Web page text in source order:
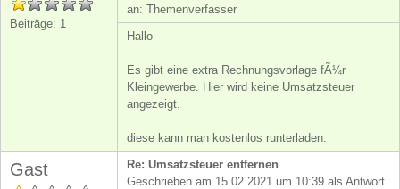
Beiträge: 1
an: Themenverfasser
Hallo
Es gibt eine extra Rechnungsvorlage fÃ¼r
Kleingewerbe. Hier wird keine Umsatzsteuer
angezeigt.
diese kann man kostenlos runterladen.
Gast
Re: Umsatzsteuer entfernen
Geschrieben am 15.02.2021 um 10:39 als Antwort